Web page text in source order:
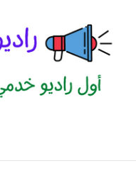
المحتوى
الكويت